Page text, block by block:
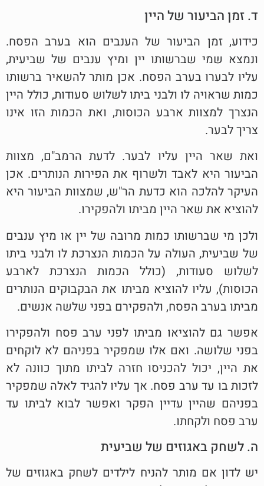
ד. זמן הביעור של היין
כידוע, זמן הביעור של הענבים הוא בערב הפסח.
ונמצא שמי שברשותו יין ומיץ ענבים של שביעית,
עליו לבערו בערב הפסח. אכן מותר להשאיר ברשותו
כמות שראויה לו ולבני ביתו לשלוש סעודות, כולל היין
הנצרך למצוות ארבע הכוסות, ואת הכמות הזו אינו
צריך לבער.
ואת שאר היין עליו לבער. לדעת הרמב"ם, מצוות
הביעור היא לאבד ולשרוף את הפירות הנותרים. אכן
העיקר להלכה הוא כדעת הר"ש, שמצוות הביעור היא
להוציא את שאר היין מביתו ולהפקירו.
ולכן מי שברשותו כמות מרובה של יין או מיץ ענבים
של שביעית, העולה על הכמות הנצרכת לו ולבני ביתו
לשלוש סעודות, (כולל הכמות הנצרכת לארבע
הכוסות), עליו להוציא מביתו את הבקבוקים הנותרים
מביתו בערב הפסח, ולהפקירם בפני שלשה אנשים.
אפשר גם להוציאו מביתו לפני ערב פסח ולהפקירו
בפני שלושה. ואם אלו שמפקיר בפניהם לא לוקחים
את היין, יכול להכניסו חזרה לביתו מתוך כוונה לא
לזכות בו עד ערב פסח. אך עליו להגיד לאלה שמפקיר
בפניהם שהיין עדיין הפקר ואפשר לבוא לביתו עד
ערב פסח ולקחתו.
ה. לשחק באגוזים של שביעית
יש לדון אם מותר להניח לילדים לשחק באגוזים של